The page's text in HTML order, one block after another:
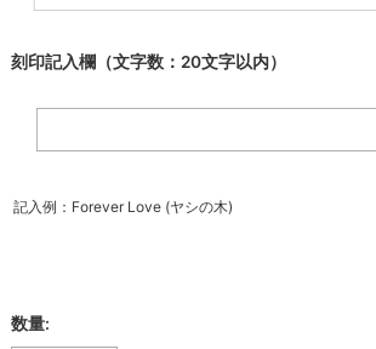
刻印記入欄（文字数：20文字以内）
記入例：Forever Love (ヤシの木)
数量: